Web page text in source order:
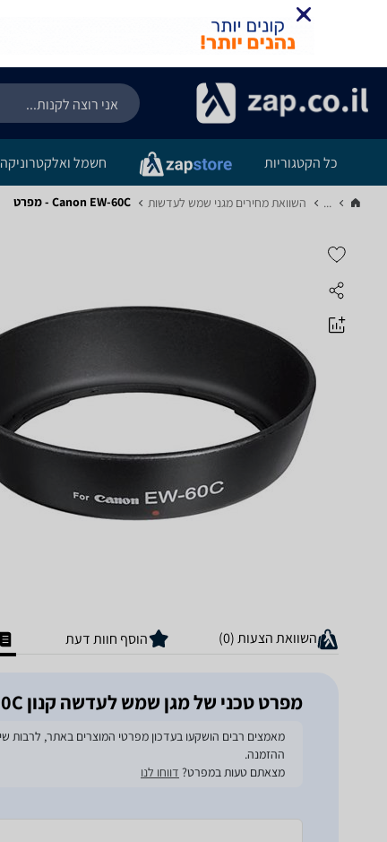
כל הקטגוריות חשמל ואלקטרוניקה
... השוואת מחירים מגני שמש לעדשות‏ Canon EW-60C - מפרט
השוואת הצעות (0) הוסף חוות דעת
מפרט טכני של מגן שמש לעדשה קנון EW-60C
ההזמנה.
מצאתם טעות במפרט? דווחו לנו